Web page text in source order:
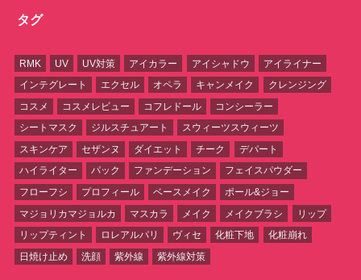
タグ
RMK UV UV対策 アイカラー アイシャドウ
アイライナー
インテグレート
エクセル オペラ キャンメイク
クレンジング
コスメ
コスメレビュー コフレドール
コンシーラー
シートマスク
ジルスチュアート
スウィーツスウィーツ
スキンケア
セザンヌ ダイエット チーク
デパート
ハイライター
パック ファンデーション
フェイスパウダー
フローフシ
プロフィール ベースメイク
ポール&ジョー
マジョリカマジョルカ
マスカラ メイク メイクブラシ
リップ
リップティント
ロレアルパリ ヴィセ 化粧下地
化粧崩れ
日焼け止め
洗顔 紫外線 紫外線対策